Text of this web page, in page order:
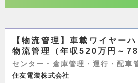
【物流管理】車載ワイヤー
物流管理（年収520万円～
センター・倉庫管理・運行・配車
住友電装株式会社